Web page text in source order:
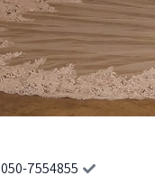
050-7554855